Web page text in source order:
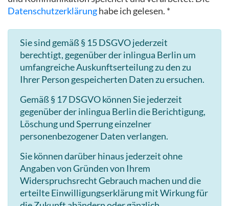
Datenschutzerklärunghabe ich gelesen. *
Sie sind gemäß § 15 DSGVO jederzeit
berechtigt, gegenüber der inlingua Berlin um
umfangreiche Auskunftserteilung zu den zu
Ihrer Person gespeicherten Daten zu ersuchen.
Gemäß § 17 DSGVO können Sie jederzeit
gegenüber der inlingua Berlin die Berichtigung,
Löschung und Sperrung einzelner
personenbezogener Daten verlangen.
Sie können darüber hinaus jederzeit ohne
Angaben von Gründen von Ihrem
Widerspruchsrecht Gebrauch machen und die
erteilte Einwilligungserklärung mit Wirkung für